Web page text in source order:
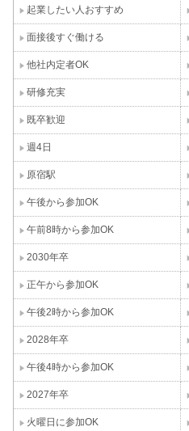
起業したい人おすすめ
面接後すぐ働ける
他社内定者OK
研修充実
既卒歓迎
週4日
原宿駅
午後から参加OK
午前8時から参加OK
2030年卒
正午から参加OK
午後2時から参加OK
2028年卒
午後4時から参加OK
2027年卒
火曜日に参加OK